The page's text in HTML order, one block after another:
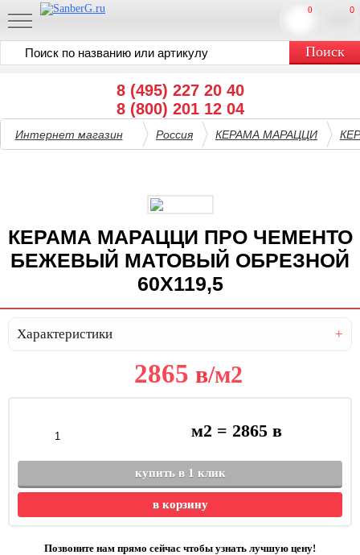
8 (495) 227 20 40
8 (800) 201 12 04
0
0
Интернет магазин Россия КЕРАМА МАРАЦЦИ
КЕРАМА МАРАЦЦИ ПРО ЧЕМЕНТО
БЕЖЕВЫЙ МАТОВЫЙ ОБРЕЗНОЙ
60X119,5
Характеристики
2865 в/м2
м2 = 2865 в
купить в 1 клик
в корзину
Позвоните нам прямо сейчас чтобы узнать лучшую цену!